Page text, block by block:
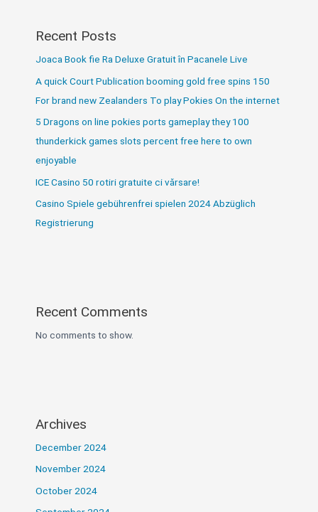
Recent Posts
Joaca Book fie Ra Deluxe Gratuit în Pacanele Live
A quick Court Publication booming gold free spins 150
For brand new Zealanders To play Pokies On the internet
5 Dragons on line pokies ports gameplay they 100
thunderkick games slots percent free here to own
enjoyable
ICE Casino 50 rotiri gratuite ci vărsare!
Casino Spiele gebührenfrei spielen 2024 Abzüglich
Registrierung
Recent Comments
No comments to show.
Archives
December 2024
November 2024
October 2024